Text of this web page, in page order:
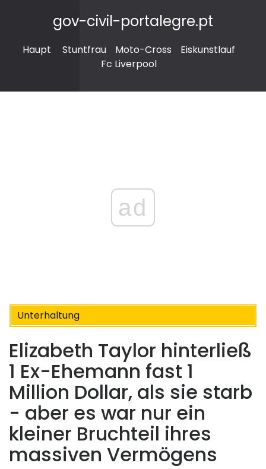
gov-civil-portalegre.pt
Haupt Stuntfrau Moto-Cross
Eiskunstlauf
Fc Liverpool
ad
Unterhaltung
Elizabeth Taylor hinterließ
1 Ex-Ehemann fast 1
Million Dollar, als sie starb
- aber es war nur ein
kleiner Bruchteil ihres
massiven Vermögens